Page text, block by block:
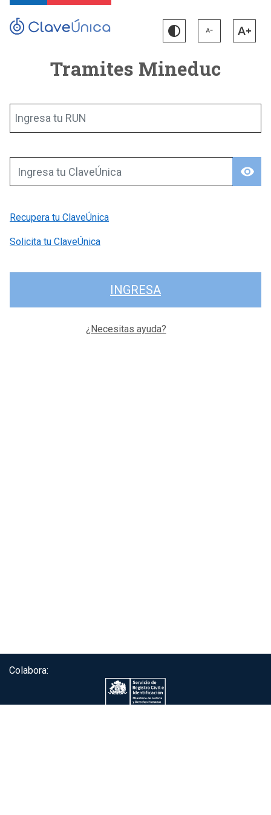
Tramites Mineduc
Ingresa tu RUN
visibility
Ingresa tu ClaveÚnica
Recupera tu ClaveÚnica
Solicita tu ClaveÚnica
INGRESA
¿Necesitas ayuda?
Colabora: